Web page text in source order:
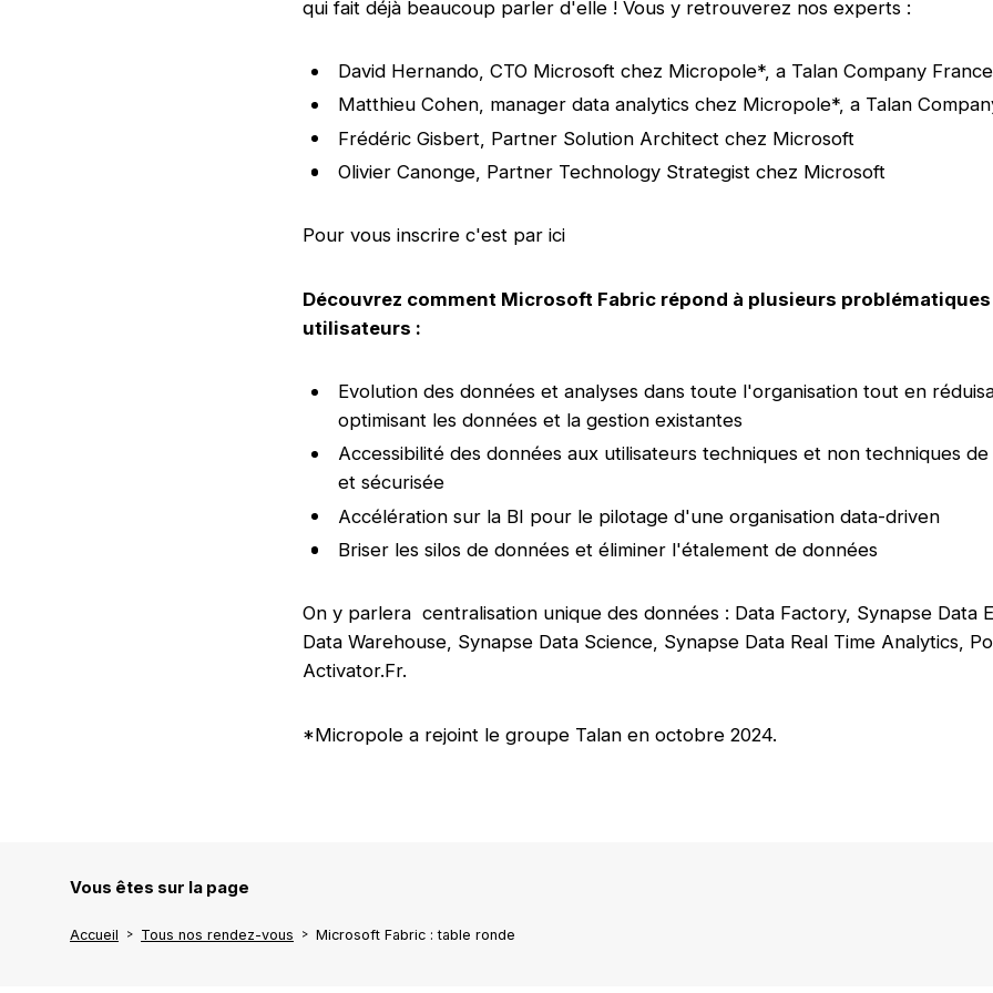
qui fait déjà beaucoup parler d'elle ! Vous y retrouverez nos experts :
David Hernando, CTO Microsoft chez Micropole*, a Talan Company France
Matthieu Cohen, manager data analytics chez Micropole*, a Talan
Frédéric Gisbert, Partner Solution Architect chez Microsoft
Olivier Canonge, Partner Technology Strategist chez Microsoft
Pour vous inscrire c'est par ici
Découvrez comment Microsoft Fabric répond à plusieurs
utilisateurs :
Evolution des données et analyses dans toute l'organisation tout en
optimisant les données et la gestion existantes
Accessibilité des données aux utilisateurs techniques et non techniques
et sécurisée
Accélération sur la BI pour le pilotage d'une organisation data-driven
Briser les silos de données et éliminer l'étalement de données
On y parlera centralisation unique des données : Data Factory, Synapse Data
Data Warehouse, Synapse Data Science, Synapse Data Real Time Analytics,
Activator.Fr.
*Micropole a rejoint le groupe Talan en octobre 2024.
Vous êtes sur la page
Accueil Tous nos rendez-vous Microsoft Fabric : table ronde